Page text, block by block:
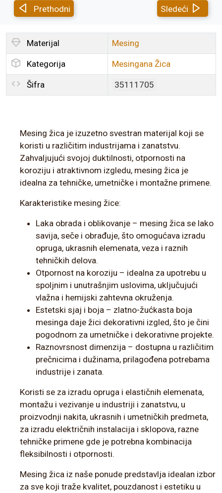
Prethodni Sledeći
Materijal Mesing
Kategorija Mesingana Žica
Šifra 35111705
Mesing žica je izuzetno svestran materijal koji se
koristi u različitim industrijama i zanatstvu.
Zahvaljujući svojoj duktilnosti, otpornosti na
koroziju i atraktivnom izgledu, mesing žica je
idealna za tehničke, umetničke i montažne primene.
Karakteristike mesing žice:
Laka obrada i oblikovanje – mesing žica se lako
savija, seče i obrađuje, što omogućava izradu
opruga, ukrasnih elemenata, veza i raznih
tehničkih delova.
Otpornost na koroziju – idealna za upotrebu u
spoljnim i unutrašnjim uslovima, uključujući
vlažna i hemijski zahtevna okruženja.
Estetski sjaj i boja – zlatno-žućkasta boja
mesinga daje žici dekorativni izgled, što je čini
pogodnom za umetničke i dekorativne projekte.
Raznovrsnost dimenzija – dostupna u različitim
prečnicima i dužinama, prilagođena potrebama
industrije i zanata.
Koristi se za izradu opruga i elastičnih elemenata,
montažu i vezivanje u industriji i zanatstvu, u
proizvodnji nakita, ukrasnih i umetničkih predmeta,
za izradu električnih instalacija i sklopova, razne
tehničke primene gde je potrebna kombinacija
fleksibilnosti i otpornosti.
Mesing žica iz naše ponude predstavlja idealan izbor
za sve koji traže kvalitet, pouzdanost i estetiku u